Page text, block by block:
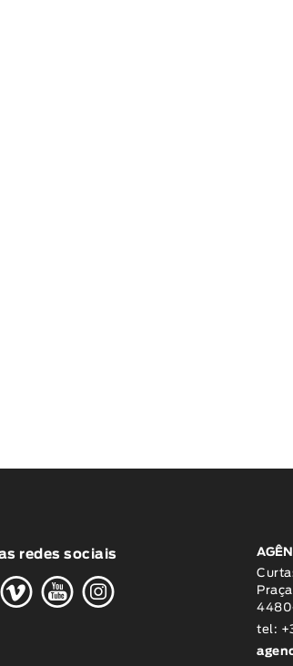
redes sociais
WOK
tel: